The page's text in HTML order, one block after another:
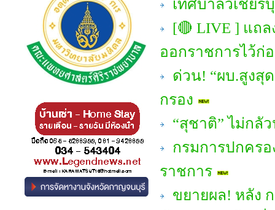
เทศบาลวิเชียร
[🔴 LIVE ] แถ
ออกราชการไว้ก่
ด่วน! “ผบ.สูงสุ
กรอง
“สุชาติ” ไม่กลั
กรมการปกครอ
ราชการ
ขยายผล! หลัง